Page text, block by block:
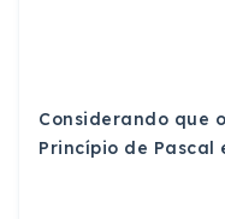
Considerando que
Princípio de Pascal